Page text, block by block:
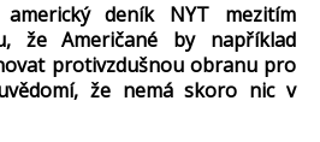
deník NYT mezitím
že Američané by například
protivzdušnou obranu pro
že nemá skoro nic v